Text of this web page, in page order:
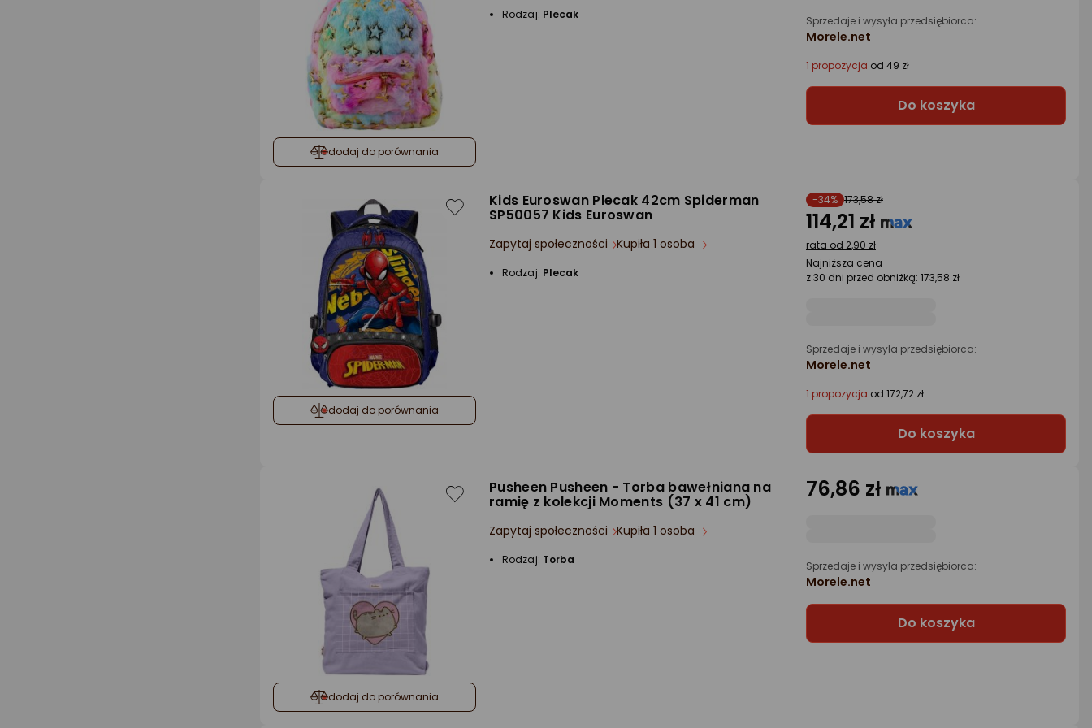
dodaj do porównania
Rodzaj: Plecak Sprzedaje i wysyła przedsiębiorca:
Morele.net
1 propozycja od 49 zł
Do koszyka
dodaj do porównania
Kids Euroswan Plecak 42cm Spiderman
SP50057 Kids Euroswan
Zapytaj społeczności Kupiła 1 osoba
Rodzaj: Plecak
-34% 173,58 zł
114,21 zł
rata od 2,90 zł
Najniższa cena
z 30 dni przed obniżką: 173,58 zł
Sprzedaje i wysyła przedsiębiorca:
Morele.net
1 propozycja od 172,72 zł
Do koszyka
dodaj do porównania
Pusheen Pusheen - Torba bawełniana na
ramię z kolekcji Moments (37 x 41 cm)
Zapytaj społeczności Kupiła 1 osoba
Rodzaj: Torba
76,86 zł
Sprzedaje i wysyła przedsiębiorca:
Morele.net
Do koszyka